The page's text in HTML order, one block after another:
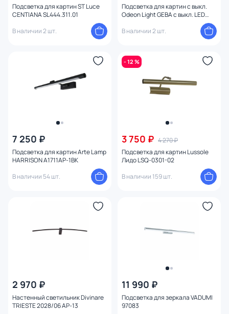
Подсветка для картин ST Luce
CENTIАNA SL444.311.01
В наличии 2 шт.
Подсветка для картин с выкл.
Odeon Light GEBA с выкл. LED
12W 4000К 690Лм 4910/12WL
В наличии 2 шт.
7 250 ₽
Подсветка для картин Arte Lamp
HARRISON A1711AP-1BK
В наличии 54 шт.
- 12 %
3 750 ₽ 4 270 ₽
Подсветка для картин Lussole
Лидо LSQ-0301-02
В наличии 159 шт.
2 970 ₽
Настенный светильник Divinare
TRIESTE 2028/06 AP-13
11 990 ₽
Подсветка для зеркала VADUMI
97083